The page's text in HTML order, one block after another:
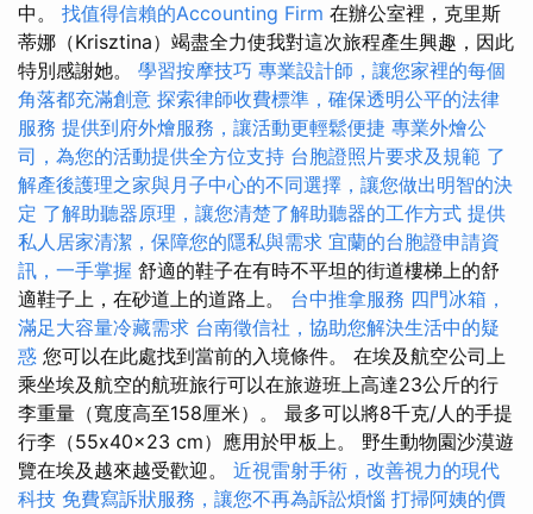
中。 找值得信賴的Accounting Firm 在辦公室裡，克里斯
蒂娜（Krisztina）竭盡全力使我對這次旅程產生興趣，因此
特別感謝她。 學習按摩技巧 專業設計師，讓您家裡的每個
角落都充滿創意 探索律師收費標準，確保透明公平的法律
服務 提供到府外燴服務，讓活動更輕鬆便捷 專業外燴公
司，為您的活動提供全方位支持 台胞證照片要求及規範 了
解產後護理之家與月子中心的不同選擇，讓您做出明智的決
定 了解助聽器原理，讓您清楚了解助聽器的工作方式 提供
私人居家清潔，保障您的隱私與需求 宜蘭的台胞證申請資
訊，一手掌握 舒適的鞋子在有時不平坦的街道樓梯上的舒
適鞋子上，在砂道上的道路上。 台中推拿服務 四門冰箱，
滿足大容量冷藏需求 台南徵信社，協助您解決生活中的疑
惑 您可以在此處找到當前的入境條件。 在埃及航空公司上
乘坐埃及航空的航班旅行可以在旅遊班上高達23公斤的行
李重量（寬度高至158厘米）。 最多可以將8千克/人的手提
行李（55x40x23 cm）應用於甲板上。 野生動物園沙漠遊
覽在埃及越來越受歡迎。 近視雷射手術，改善視力的現代
科技 免費寫訴狀服務，讓您不再為訴訟煩惱 打掃阿姨的價